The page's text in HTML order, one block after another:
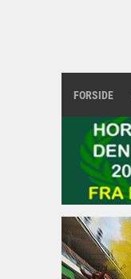
FORSIDE